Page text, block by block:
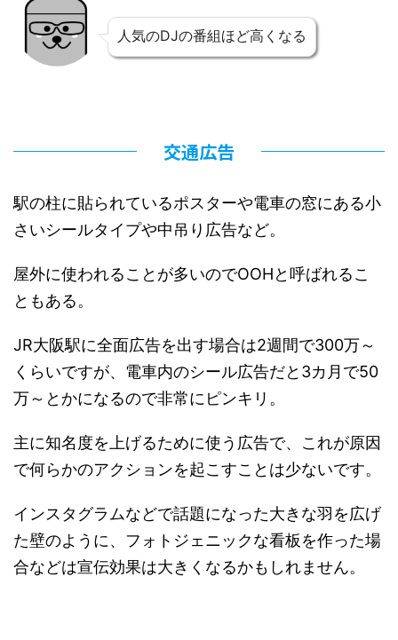
人気のDJの番組ほど高くなる
交通広告
駅の柱に貼られているポスターや電車の窓にある小
さいシールタイプや中吊り広告など。
屋外に使われることが多いのでOOHと呼ばれるこ
ともある。
JR大阪駅に全面広告を出す場合は2週間で300万～
くらいですが、電車内のシール広告だと3カ月で50
万～とかになるので非常にピンキリ。
主に知名度を上げるために使う広告で、これが原因
で何らかのアクションを起こすことは少ないです。
インスタグラムなどで話題になった大きな羽を広げ
た壁のように、フォトジェニックな看板を作った場
合などは宣伝効果は大きくなるかもしれません。